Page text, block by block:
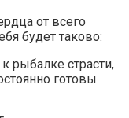
от всего
будет таково:
рыбалке страсти,
готовы